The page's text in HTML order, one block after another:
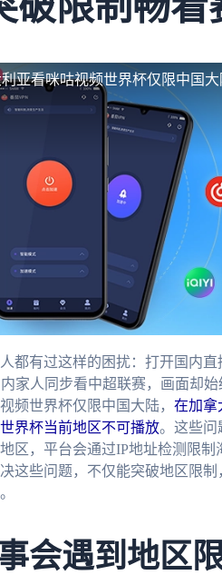
破限制畅看
亚看咪咕视频世界杯仅限中国大
都有过这样的困扰：打开国内直
家人同步看中超联赛，画面却始
世界杯仅限中国大陆， 在加拿
界杯当前地区不可播放。这些问
区，平台会通过IP地址检测限制
这些问题，不仅能突破地区限制
会遇到地区限